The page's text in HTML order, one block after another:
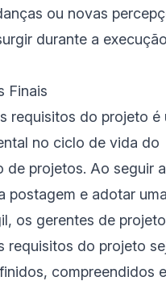
ou novas
durante a
Finais
requisitos do projeto é
no ciclo de vida do
de projetos. Ao seguir
postagem e adotar uma
os gerentes de
requisitos do projeto
compreendidos e